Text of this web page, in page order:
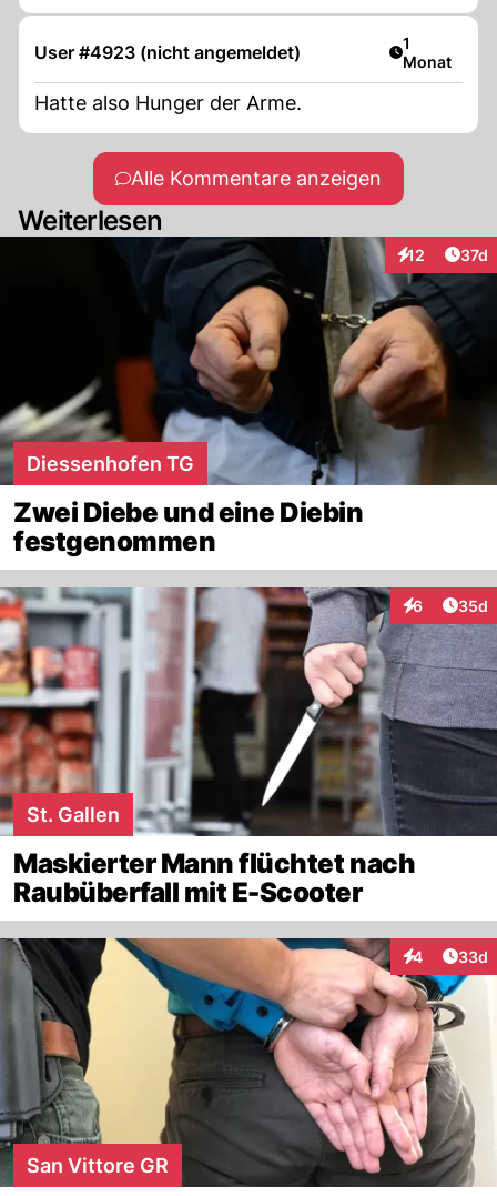
User #4923 (nicht angemeldet) Artikel
1
Monat
Hatte also Hunger der Arme.
Alle Kommentare anzeigen
Weiterlesen
12
Interaktionen
37d
Diessenhofen TG
Zwei Diebe und eine Diebin
festgenommen
6
Interaktionen
35d
St. Gallen
Maskierter Mann flüchtet nach
Raubüberfall mit E-Scooter
4
Interaktionen
33d
San Vittore GR